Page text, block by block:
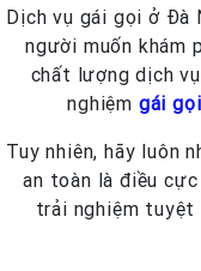
Dịch vụ gái gọi ở Đà
người muốn khám
chất lượng dịch
nghiệm gái
Tuy nhiên, hãy luôn
an toàn là điều
trải nghiệm tuyệt